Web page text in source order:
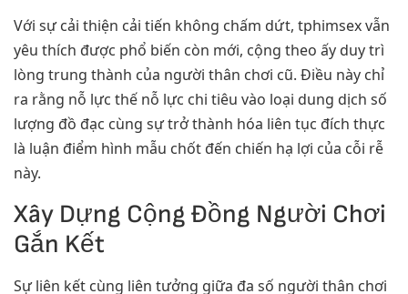
Với sự cải thiện cải tiến không chấm dứt, tphimsex vẫn
yêu thích được phổ biến còn mới, cộng theo ấy duy trì
lòng trung thành của người thân chơi cũ. Điều này chỉ
ra rằng nỗ lực thế nỗ lực chi tiêu vào loại dung dịch số
lượng đồ đạc cùng sự trở thành hóa liên tục đích thực
là luận điểm hình mẫu chốt đến chiến hạ lợi của cỗi rễ
này.
Xây Dựng Cộng Đồng Người Chơi
Gắn Kết
Sự liên kết cùng liên tưởng giữa đa số người thân chơi